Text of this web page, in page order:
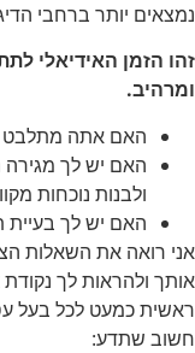
נמצאים יותר ברחבי
זהו הזמן האידיאלי
ומרהיב.
האם אתה מתלבט
האם יש לך
ולבנות נוכחות
האם יש לך בעיית
אני רואה את השאלות
אותך ולהראות לך
ראשית כמעט לכל בעל
חשוב שתדע: